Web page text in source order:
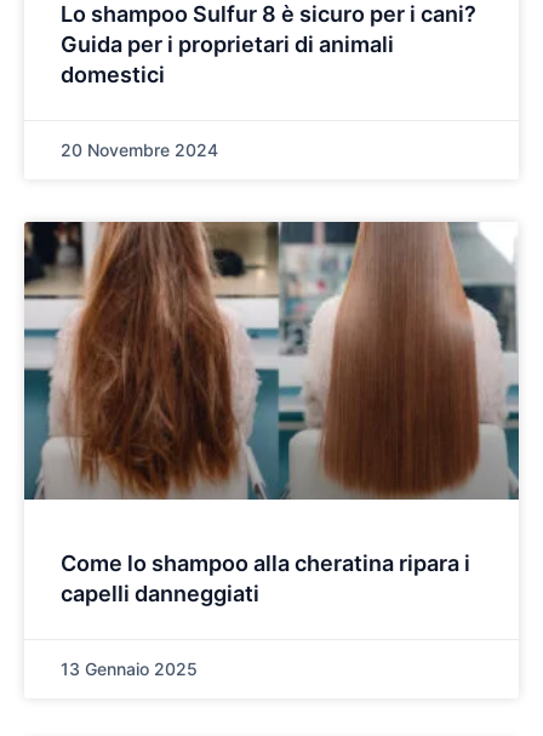
Lo shampoo Sulfur 8 è sicuro per i cani?
Guida per i proprietari di animali
domestici
20 Novembre 2024
Come lo shampoo alla cheratina ripara i
capelli danneggiati
13 Gennaio 2025